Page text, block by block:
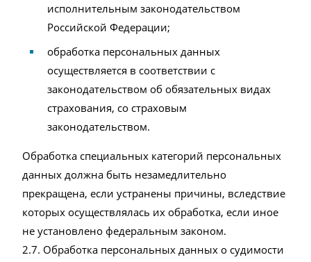
исполнительным законодательством
Российской Федерации;
обработка персональных данных
осуществляется в соответствии с
законодательством об обязательных видах
страхования, со страховым
законодательством.
Обработка специальных категорий персональных
данных должна быть незамедлительно
прекращена, если устранены причины, вследствие
которых осуществлялась их обработка, если иное
не установлено федеральным законом.
2.7. Обработка персональных данных о судимости